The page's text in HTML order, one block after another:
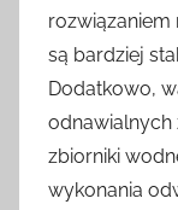
są bardziej
Dodatkowo,
odnawialnych
zbiorniki
wykonania